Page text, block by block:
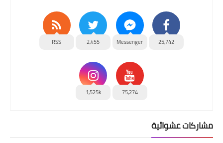
25,742
Messenger
2,455
RSS
75,274
1,525k
مشاركات عشوائية